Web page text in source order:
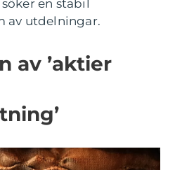
en stabil
av utdelningar.
av ’aktier